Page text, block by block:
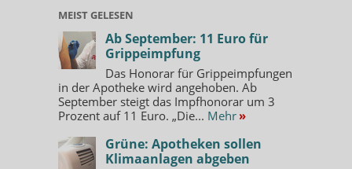
MEIST GELESEN
Ab September: 11 Euro für
Grippeimpfung
Das Honorar für Grippeimpfungen
in der Apotheke wird angehoben. Ab
September steigt das Impfhonorar um 3
Prozent auf 11 Euro. „Die... Mehr »
Grüne: Apotheken sollen
Klimaanlagen abgeben